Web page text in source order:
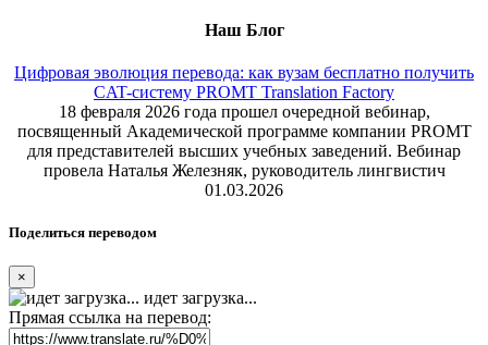
Наш Блог
Цифровая эволюция перевода: как вузам бесплатно получить
CAT-систему PROMT Translation Factory
18 февраля 2026 года прошел очередной вебинар,
посвященный Академической программе компании PROMT
для представителей высших учебных заведений. Вебинар
провела Наталья Железняк, руководитель лингвистич
01.03.2026
Поделиться переводом
×
идет загрузка...
Прямая ссылка на перевод: